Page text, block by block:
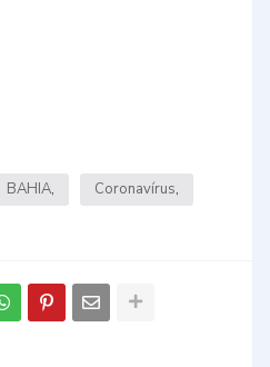
BAHIA
Coronavírus